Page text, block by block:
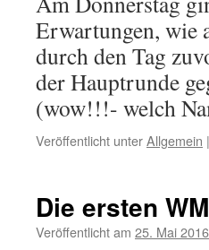
Erwartungen, wie
durch den Tag
der Hauptrunde
(wow!!!- welch
Veröffentlicht unterAllgemein |
Die ersten
Veröffentlicht am 25. Mai 2016